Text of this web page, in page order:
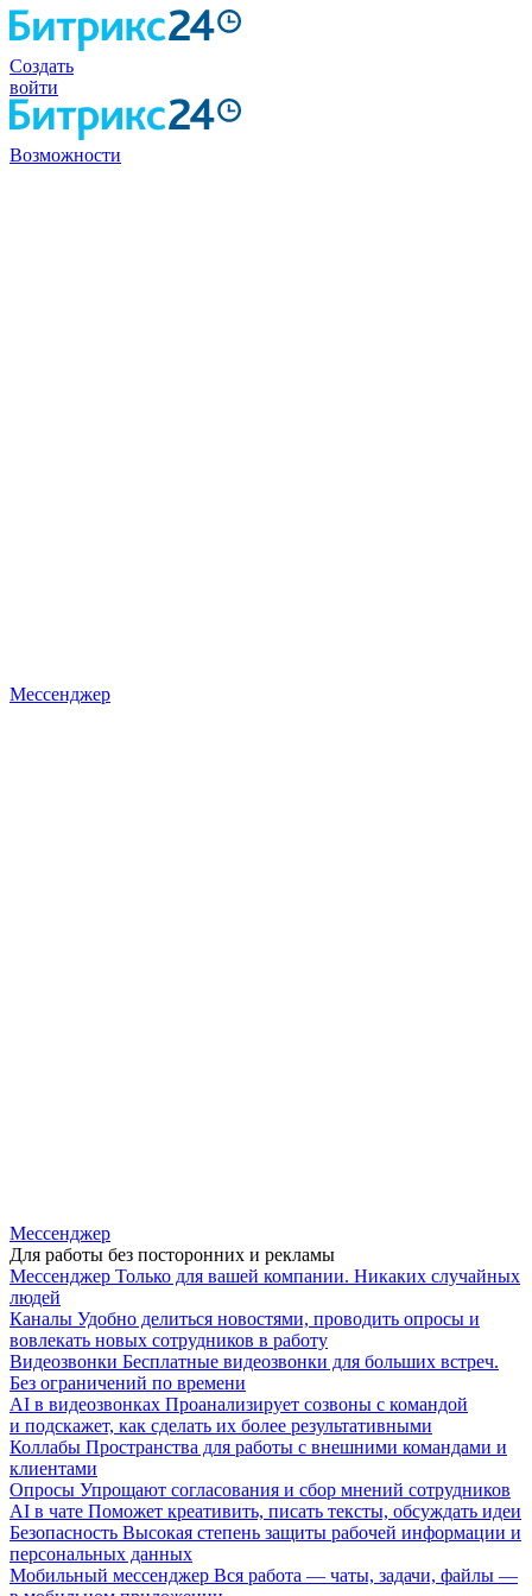
Создать
войти
Возможности
Мессенджер
Мессенджер
Для работы без посторонних и рекламы
Мессенджер Только для вашей компании. Никаких случайных
людей
Каналы Удобно делиться новостями, проводить опросы и
вовлекать новых сотрудников в работу
Видеозвонки Бесплатные видеозвонки для больших встреч.
Без ограничений по времени
AI в видеозвонках Проанализирует созвоны с командой
и подскажет, как сделать их более результативными
Коллабы Пространства для работы с внешними командами и
клиентами
Опросы Упрощают согласования и сбор мнений сотрудников
AI в чате Поможет креативить, писать тексты, обсуждать идеи
Безопасность Высокая степень защиты рабочей информации и
персональных данных
Мобильный мессенджер Вся работа — чаты, задачи, файлы —